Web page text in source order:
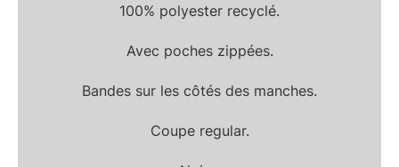
100% polyester recyclé.
Avec poches zippées.
Bandes sur les côtés des manches.
Coupe regular.